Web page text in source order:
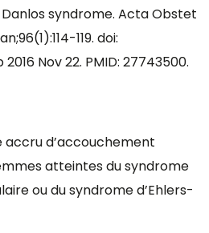
syndrome. Acta Obstet
119. doi:
2016 Nov 22. PMID: 27743500.
accru d’accouchement
atteintes du syndrome
ou du syndrome d’Ehlers-